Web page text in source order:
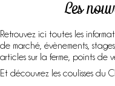
Les
Retrouvez ici toutes les
de marché, évènements,
articles sur la ferme, points de
Et découvrez les coulisses du
Accueil
Le blog